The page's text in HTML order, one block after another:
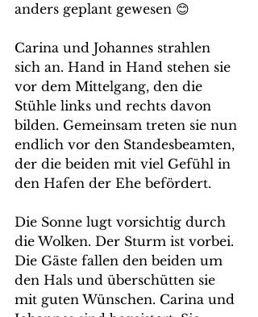
anders geplant gewesen 😊
Carina und Johannes strahlen
sich an. Hand in Hand stehen sie
vor dem Mittelgang, den die
Stühle links und rechts davon
bilden. Gemeinsam treten sie nun
endlich vor den Standesbeamten,
der die beiden mit viel Gefühl in
den Hafen der Ehe befördert.
Die Sonne lugt vorsichtig durch
die Wolken. Der Sturm ist vorbei.
Die Gäste fallen den beiden um
den Hals und überschütten sie
mit guten Wünschen. Carina und